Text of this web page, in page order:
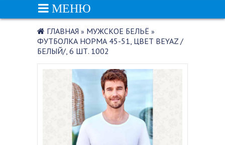
МЕНЮ
ГЛАВНАЯ » МУЖСКОЕ БЕЛЬЁ »
ФУТБОЛКА НОРМА 45-51, ЦВЕТ BEYAZ /
БЕЛЫЙ/, 6 ШТ. 1002